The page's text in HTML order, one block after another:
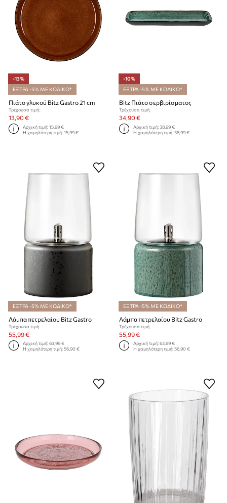
-13%
ΕΞΤΡΑ -5% ΜΕ ΚΩΔΙΚΟ*
Πιάτο γλυκού Bitz Gastro 21 cm
Τρέχουσα τιμή:
13,90 €
Αρχική τιμή:15,99 €
Η χαμηλότερη τιμή:15,99 €
-10%
ΕΞΤΡΑ -5% ΜΕ ΚΩΔΙΚΟ*
Bitz Πιάτο σερβιρίσματος
Τρέχουσα τιμή:
34,90 €
Αρχική τιμή:38,99 €
Η χαμηλότερη τιμή:38,99 €
ΕΞΤΡΑ -5% ΜΕ ΚΩΔΙΚΟ*
Λάμπα πετρελαίου Bitz Gastro
Τρέχουσα τιμή:
55,99 €
Αρχική τιμή:63,99 €
Η χαμηλότερη τιμή:56,90 €
ΕΞΤΡΑ -5% ΜΕ ΚΩΔΙΚΟ*
Λάμπα πετρελαίου Bitz Gastro
Τρέχουσα τιμή:
55,99 €
Αρχική τιμή:63,99 €
Η χαμηλότερη τιμή:56,90 €